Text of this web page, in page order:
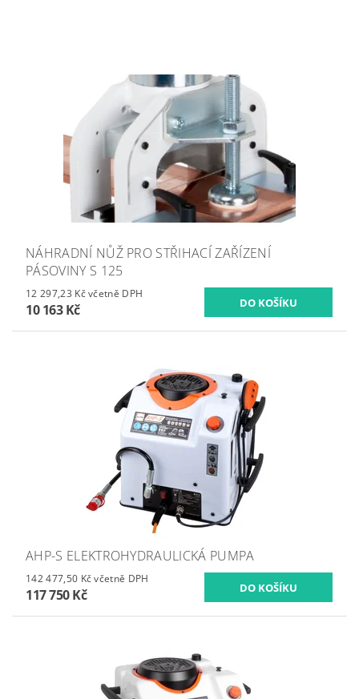
NÁHRADNÍ NŮŽ PRO STŘIHACÍ ZAŘÍZENÍ
PÁSOVINY S 125
12 297,23 Kč včetně DPH
10 163 Kč
AHP-S ELEKTROHYDRAULICKÁ PUMPA
142 477,50 Kč včetně DPH
117 750 Kč